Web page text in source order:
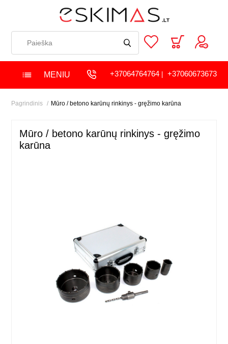
MENIU +37064764764| +37060673673
Pagrindinis Mūro / betono karūnų rinkinys - gręžimo karūna
Mūro / betono karūnų rinkinys - gręžimo
karūna